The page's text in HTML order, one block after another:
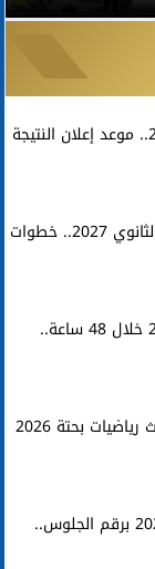
نتيجة الثانوية العامة 2026.. موعد إعلان النتيجة
رابط تقديم الصف الأول الثانوي 2027.. خطوات
نتيجة الثانوية العامة 2026 خلال 48 ساعة..
النموذج الاسترشادي الثالث رياضيات بحتة 2026
نتيجة الدبلومات الفنية 2026 برقم الجلوس..